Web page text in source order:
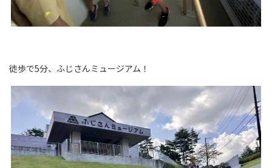
徒歩で5分、ふじさんミュージアム！